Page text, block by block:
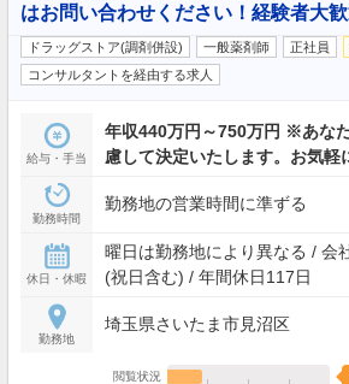
はお問い合わせください！経験者大歓
ドラッグストア(調剤併設) 一般薬剤師 正社員
コンサルタントを経由する求人
給与・手当
年収440万円～750万円 ※あな
慮して決定いたします。お気軽
勤務時間
勤務地の営業時間に準ずる
休日・休暇
曜日は勤務地により異なる / 会
(祝日含む) / 年間休日117日
勤務地
埼玉県さいたま市見沼区
閲覧状況